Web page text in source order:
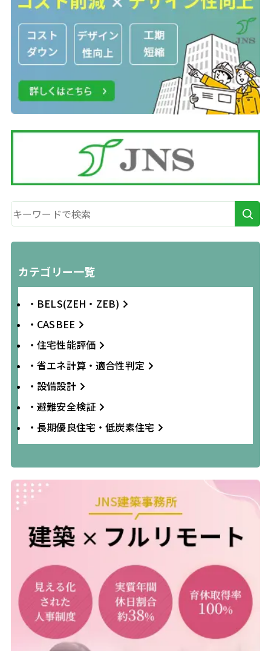
カテゴリー一覧
・BELS(ZEH・ZEB)
・CASBEE
・住宅性能評価
・省エネ計算・適合性判定
・設備設計
・避難安全検証
・長期優良住宅・低炭素住宅